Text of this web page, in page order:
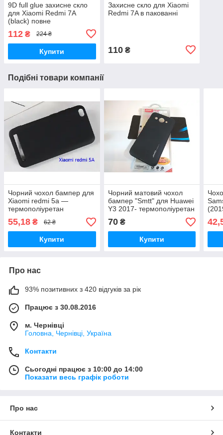
9D full glue захисне скло
для Xiaomi Redmi 7A
(black) повне
112 ₴ 224 ₴
Купити
Захисне скло для Xiaomi
Redmi 7A в пакованні
110₴
Подібні товари компанії
Чорний чохол бампер для
Xiaomi redmi 5a —
термополіуретан
55,18 ₴ 62 ₴
Купити
Чорний матовий чохол
бампер "Smtt" для Huawei
Y3 2017- термополіуретан
70₴
Купити
Про нас
93% позитивних з 420 відгуків за рік
Працює з 30.08.2016
м. Чернівці
Головна, Чернівці, Україна
Контакти
Сьогодні працює з 10:00 до 14:00
Показати весь графік роботи
Про нас
Контакти